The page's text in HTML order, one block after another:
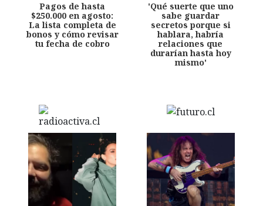
Pagos de hasta
$250.000 en agosto:
La lista completa de
bonos y cómo revisar
tu fecha de cobro
'Qué suerte que uno
sabe guardar
secretos porque si
hablara, habría
relaciones que
durarían hasta hoy
mismo'